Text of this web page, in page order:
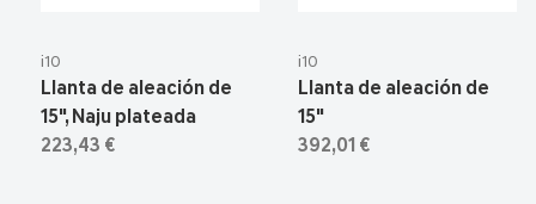
i10
Llanta de aleación de
15", Naju plateada
223,43 €
i10
Llanta de aleación de
15"
392,01 €